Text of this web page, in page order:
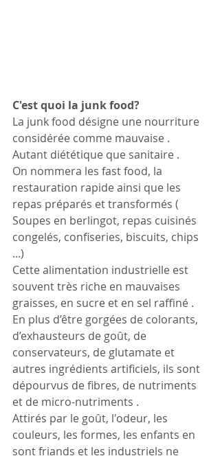
C'est quoi la junk food?
La junk food désigne une nourriture
considérée comme mauvaise .
Autant diététique que sanitaire .
On nommera les fast food, la
restauration rapide ainsi que les
repas préparés et transformés (
Soupes en berlingot, repas cuisinés
congelés, confiseries, biscuits, chips
...)
Cette alimentation industrielle est
souvent très riche en mauvaises
graisses, en sucre et en sel raffiné .
En plus d’être gorgées de colorants,
d’exhausteurs de goût, de
conservateurs, de glutamate et
autres ingrédients artificiels, ils sont
dépourvus de fibres, de nutriments
et de micro-nutriments .
Attirés par le goût, l'odeur, les
couleurs, les formes, les enfants en
sont friands et les industriels ne